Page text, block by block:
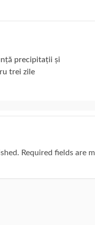
precipitații și
trei zile
Required fields are